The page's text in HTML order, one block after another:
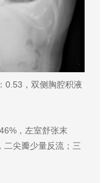
，双侧胸腔积液
，左室舒张末
二尖瓣少量反流；三